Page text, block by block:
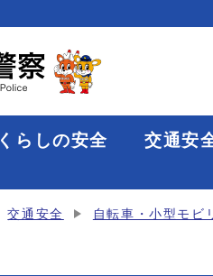
くらしの安全 交通安
交通安全 自転車・小型モビ